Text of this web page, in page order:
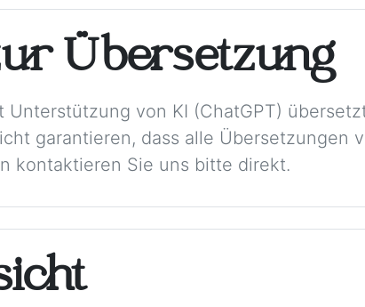
Übersetzung
Unterstützung von KI (ChatGPT)
garantieren, dass alle Übersetzungen
kontaktieren Sie uns bitte direkt.